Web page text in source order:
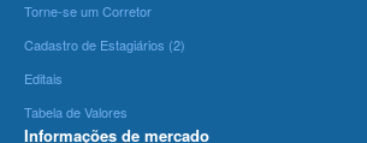
Torne-se um Corretor
Cadastro de Estagiários (2)
Editais
Tabela de Valores
Informações de mercado